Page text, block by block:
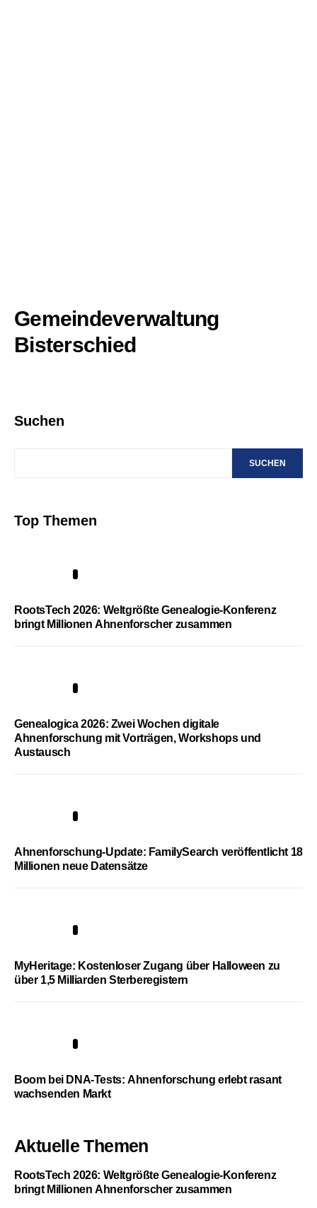
Gemeindeverwaltung
Bisterschied
Suchen
SUCHEN
Top Themen
RootsTech 2026: Weltgrößte Genealogie-Konferenz
bringt Millionen Ahnenforscher zusammen
Genealogica 2026: Zwei Wochen digitale
Ahnenforschung mit Vorträgen, Workshops und
Austausch
Ahnenforschung-Update: FamilySearch veröffentlicht 18
Millionen neue Datensätze
MyHeritage: Kostenloser Zugang über Halloween zu
über 1,5 Milliarden Sterberegistern
Boom bei DNA-Tests: Ahnenforschung erlebt rasant
wachsenden Markt
Aktuelle Themen
RootsTech 2026: Weltgrößte Genealogie-Konferenz
bringt Millionen Ahnenforscher zusammen